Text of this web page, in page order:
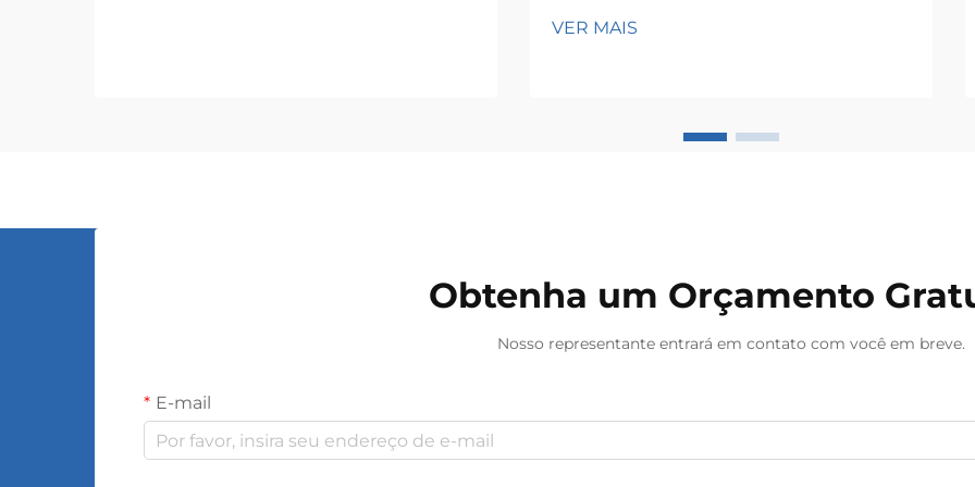
moderna, das instalações
VER MAIS
Obtenha um Orçamento
Nosso representante entrará em contato com você em breve.
E-mail